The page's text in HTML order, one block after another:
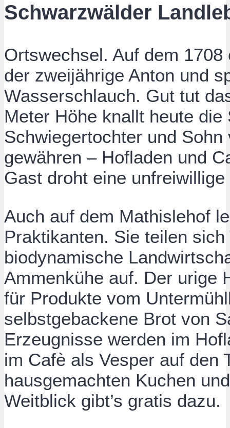
Schwarzwälder
Ortswechsel. Auf dem
der zweijährige Anton und
Wasserschlauch. Gut tut
Meter Höhe knallt heute
Schwiegertochter und
gewähren – Hofladen und
Gast droht eine
Auch auf dem Mathislehof
Praktikanten. Sie teilen
biodynamische
Ammenkühe auf. Der urige
für Produkte vom
selbstgebackene Brot von
Erzeugnisse werden im
im Cafè als Vesper auf den
hausgemachten Kuchen
Weitblick gibt’s gratis dazu.